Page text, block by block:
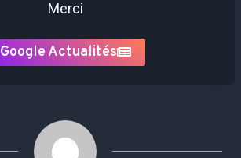
Merci
Google Actualités